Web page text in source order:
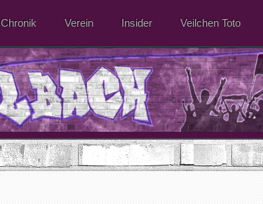
Chronik Verein Insider Veilchen Toto